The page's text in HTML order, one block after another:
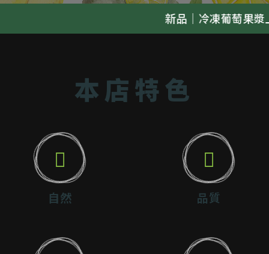
新品｜冷凍葡萄果漿上架，歡迎
本店特色
自然 品質